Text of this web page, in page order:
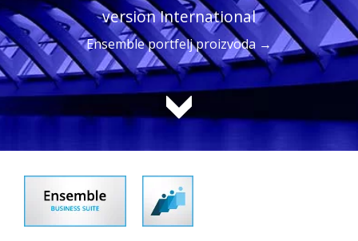
version International
Ensemble portfelj proizvoda →